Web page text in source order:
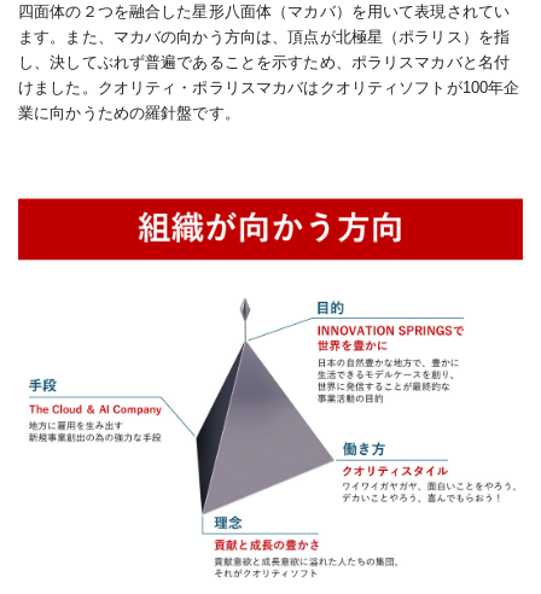
四面体の２つを融合した星形八面体（マカバ）を用いて表現されてい
ます。また、マカバの向かう方向は、頂点が北極星（ポラリス）を指
し、決してぶれず普遍であることを示すため、ポラリスマカバと名付
けました。クオリティ・ポラリスマカバはクオリティソフトが100年企
業に向かうための羅針盤です。